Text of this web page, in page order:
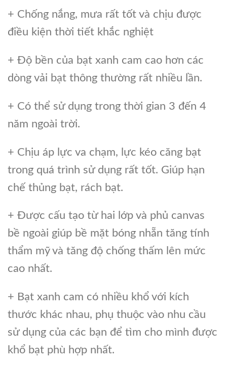
+ Chống nắng, mưa rất tốt và chịu được
điều kiện thời tiết khắc nghiệt
+ Độ bền của bạt xanh cam cao hơn các
dòng vải bạt thông thường rất nhiều lần.
+ Có thể sử dụng trong thời gian 3 đến 4
năm ngoài trời.
+ Chịu áp lực va chạm, lực kéo căng bạt
trong quá trình sử dụng rất tốt. Giúp hạn
chế thủng bạt, rách bạt.
+ Được cấu tạo từ hai lớp và phủ canvas
bề ngoài giúp bề mặt bóng nhẵn tăng tính
thẩm mỹ và tăng độ chống thấm lên mức
cao nhất.
+ Bạt xanh cam có nhiều khổ với kích
thước khác nhau, phụ thuộc vào nhu cầu
sử dụng của các bạn để tìm cho mình được
khổ bạt phù hợp nhất.